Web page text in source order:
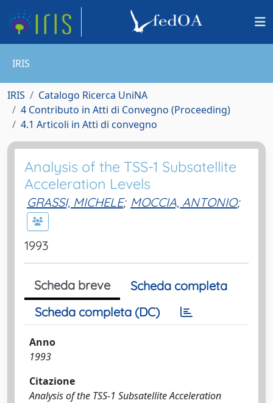
IRIS
IRIS
Catalogo Ricerca UniNA
4 Contributo in Atti di Convegno (Proceeding)
4.1 Articoli in Atti di convegno
Analysis of the TSS-1 Subsatellite
Acceleration Levels
GRASSI, MICHELE; MOCCIA, ANTONIO;
1993
Scheda breve
Scheda completa
Scheda completa (DC)
Anno
1993
Citazione
Analysis of the TSS-1 Subsatellite Acceleration